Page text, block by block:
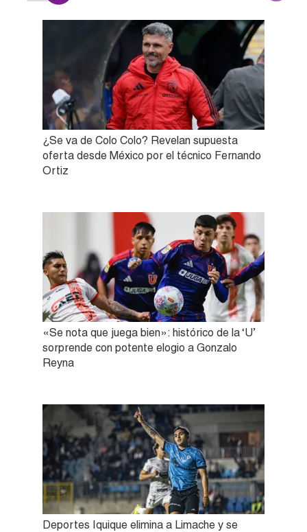
¿Se va de Colo Colo? Revelan supuesta
oferta desde México por el técnico Fernando
Ortiz
«Se nota que juega bien»: histórico de la ‘U’
sorprende con potente elogio a Gonzalo
Reyna
Deportes Iquique elimina a Limache y se